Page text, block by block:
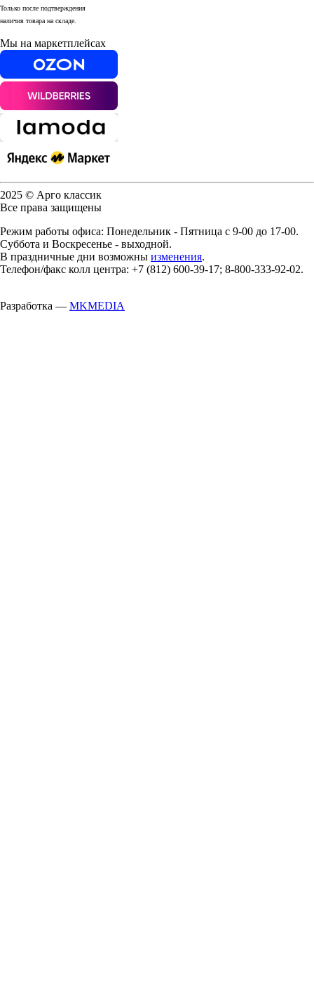
Только после подтверждения
наличия товара на складе.
Мы на маркетплейсах
2025 © Арго классик
Все права защищены
Режим работы офиса: Понедельник - Пятница с 9-00 до 17-00.
Суббота и Воскресенье - выходной.
В праздничные дни возможны изменения.
Телефон/факс колл центра: +7 (812) 600-39-17; 8-800-333-92-02.
Разработка — MKMEDIA